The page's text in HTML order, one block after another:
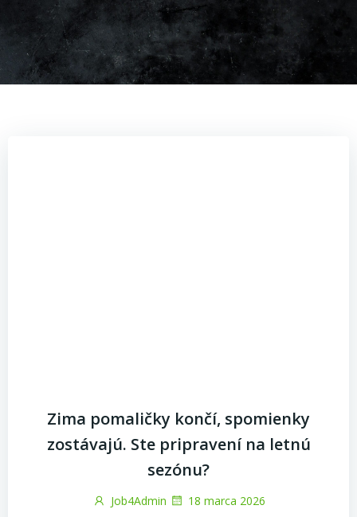
Zima pomaličky končí, spomienky
zostávajú. Ste pripravení na letnú
sezónu?
Job4Admin 18 marca 2026